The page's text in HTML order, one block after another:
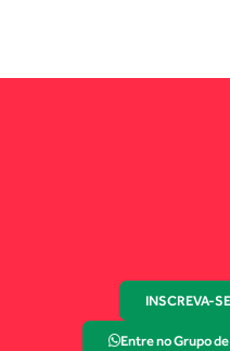
INSCREVA-
Entre no Grupo